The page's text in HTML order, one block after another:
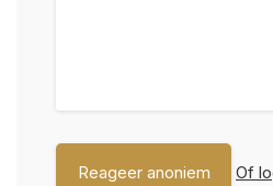
Of